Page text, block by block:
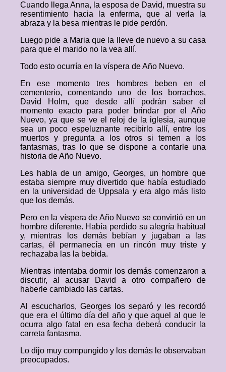
Cuando llega Anna, la esposa de David, muestra su
resentimiento hacia la enferma, que al verla la
abraza y la besa mientras le pide perdón.
Luego pide a Maria que la lleve de nuevo a su casa
para que el marido no la vea allí.
Todo esto ocurría en la víspera de Año Nuevo.
En ese momento tres hombres beben en el
cementerio, comentando uno de los borrachos,
David Holm, que desde allí podrán saber el
momento exacto para poder brindar por el Año
Nuevo, ya que se ve el reloj de la iglesia, aunque
sea un poco espeluznante recibirlo allí, entre los
muertos y pregunta a los otros si temen a los
fantasmas, tras lo que se dispone a contarle una
historia de Año Nuevo.
Les habla de un amigo, Georges, un hombre que
estaba siempre muy divertido que había estudiado
en la universidad de Uppsala y era algo más listo
que los demás.
Pero en la víspera de Año Nuevo se convirtió en un
hombre diferente. Había perdido su alegría habitual
y, mientras los demás bebían y jugaban a las
cartas, él permanecía en un rincón muy triste y
rechazaba las la bebida.
Mientras intentaba dormir los demás comenzaron a
discutir, al acusar David a otro compañero de
haberle cambiado las cartas.
Al escucharlos, Georges los separó y les recordó
que era el último día del año y que aquel al que le
ocurra algo fatal en esa fecha deberá conducir la
carreta fantasma.
Lo dijo muy compungido y los demás le observaban
preocupados.